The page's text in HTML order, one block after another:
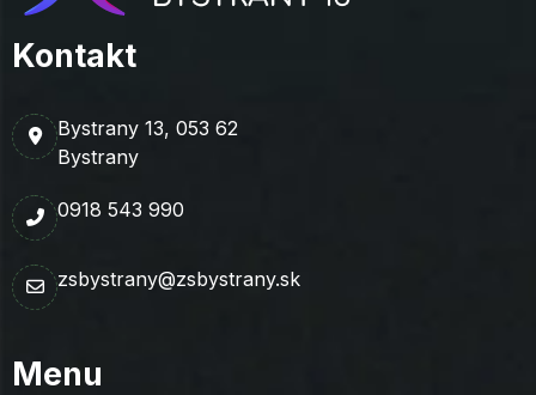
Kontakt
Bystrany 13, 053 62
Bystrany
0918 543 990
zsbystrany@zsbystrany.sk
Menu